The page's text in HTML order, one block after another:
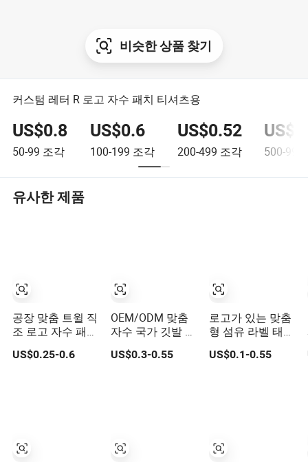
비슷한 상품 찾기
커스텀 레터 R 로고 자수 패치 티셔츠용
US$0.8
50-99 조각
US$0.6
100-199 조각
US$0.52
200-499 조각 500-999
유사한 제품
공장 맞춤 트윌 직
조 로고 자수 패치
류 액세서리를 위
US$0.25-0.6
OEM/ODM 맞춤
자수 국가 깃발 패
사기 배지 의류 및
US$0.3-0.55
로고가 있는 맞춤
형 섬유 라벨 태
아이언 온 로고 자
US$0.1-0.55